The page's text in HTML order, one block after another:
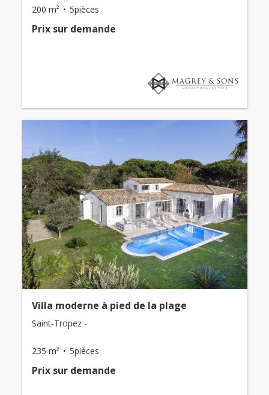
200 m² 5pièces
Prix ​​sur demande
Villa moderne à pied de la plage
Saint-Tropez -
235 m² 5pièces
Prix ​​sur demande